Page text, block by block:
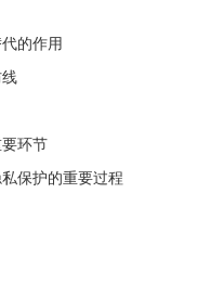
的作用
环节
保护的重要过程